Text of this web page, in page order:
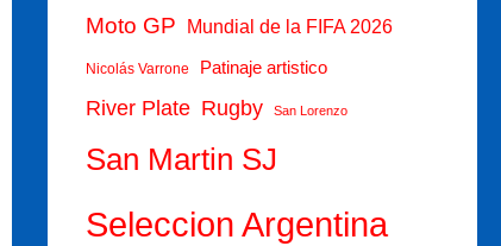
Moto GP
Mundial de la FIFA 2026
Nicolás Varrone Patinaje artistico
River Plate Rugby San Lorenzo
San Martin SJ
Seleccion Argentina